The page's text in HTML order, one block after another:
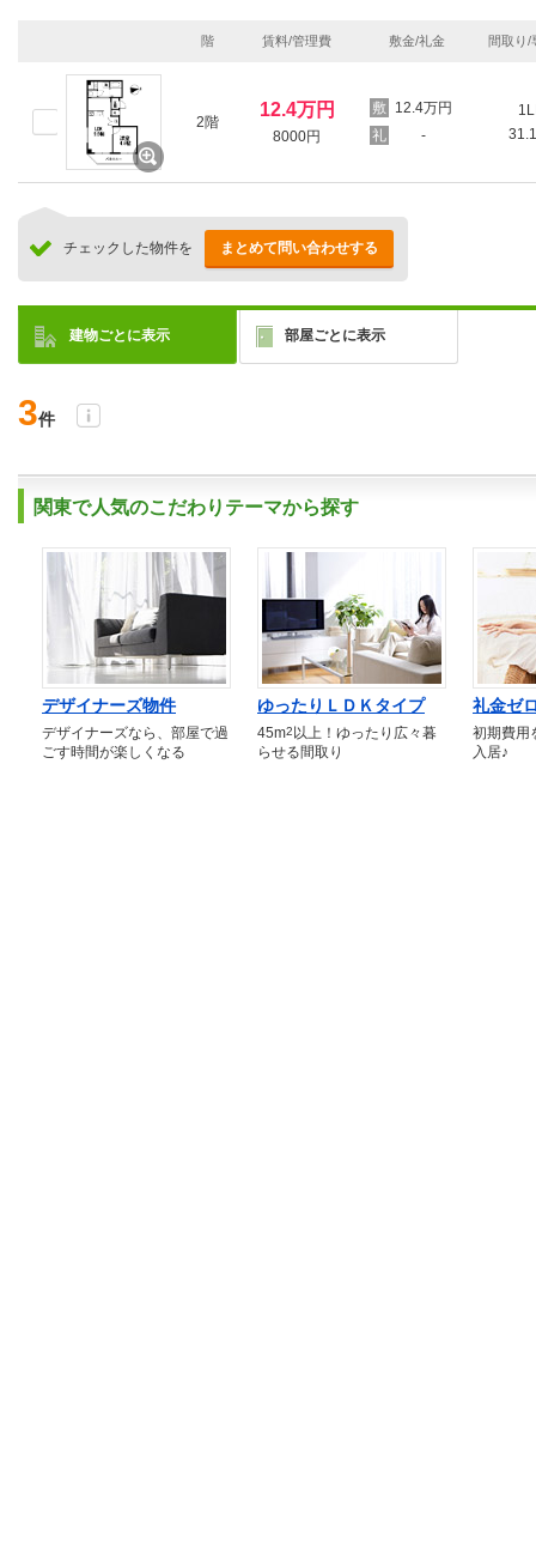
階 賃料/管理費 敷金/礼金 間取り/
2階
12.4万円
8000円
12.4万円
-
チェックした物件を まとめて問い合わせする
建物ごとに表示 部屋ごとに表示
3件
関東で人気のこだわりテーマから探す
デザイナーズ物件
デザイナーズなら、部屋で過
ごす時間が楽しくなる
ゆったりＬＤＫタイプ
45m2 以上！ゆったり広々暮
らせる間取り
礼金ゼ
初期費用
入居♪